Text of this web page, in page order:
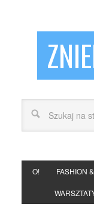
O! FASHION